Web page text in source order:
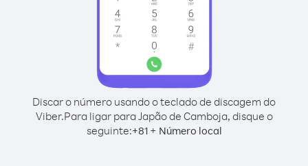
Discar o número usando o teclado de discagem do
Viber.Para ligar para Japão de Camboja, disque o
seguinte:+81+ Número local